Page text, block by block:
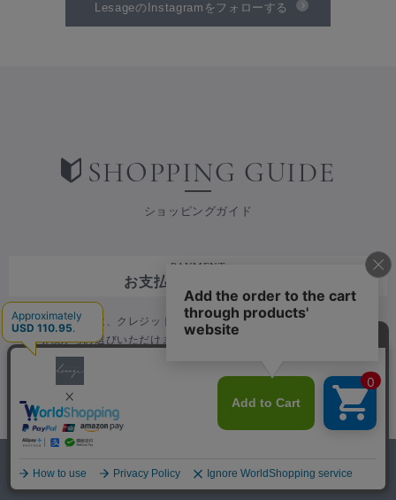
LesageのInstagramをフォローする
SHOPPING GUIDE
ショッピングガイド
PAYMENT
お支払い方法について
お支払い方法は、クレジットカード・AmazonPay・楽天ペイ・代
金引換からお選びいただけます。
クレジットカード
下記のクレジットカードがご利用可能です。